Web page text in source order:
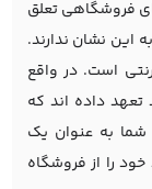
فروشگاهی تعلق
این نشان ندارند.
است. در واقع
داده اند که
شما به عنوان یک
را از فروشگاه